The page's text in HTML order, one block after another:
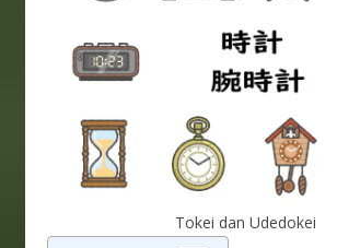
Tokei dan Udedokei